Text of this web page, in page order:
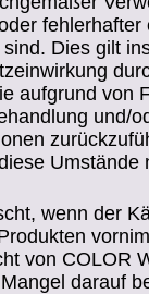
fehlerhafter
Dies gilt
aufgrund von
und/
Umstände
wenn der
von COLOR
darauf